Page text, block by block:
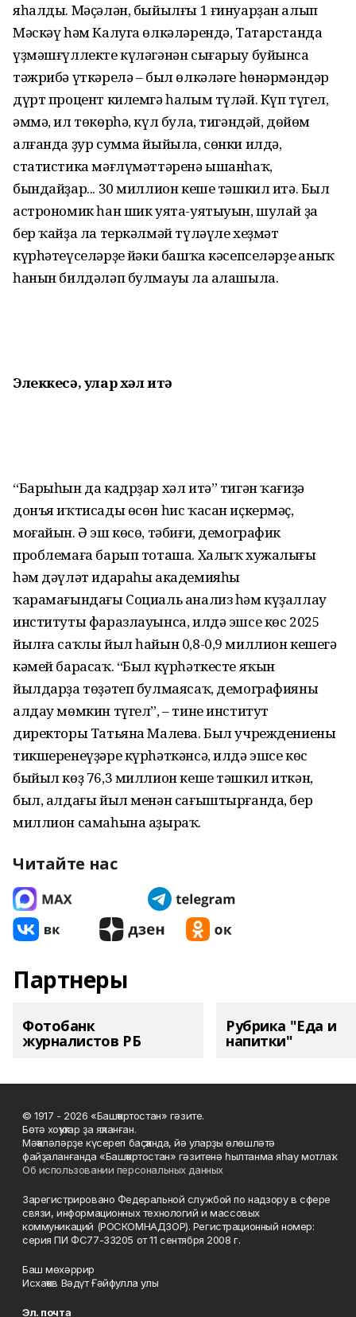
яһалды. Мәҫәлән, быйылғы 1 ғинуарҙан алып
Мәскәү һәм Калуга өлкәләрендә, Татарстанда
үҙмәшғүл­лекте күләгәнән сығарыу буйынса
тәжрибә үткәрелә – был өлкәләге һөнәрмәндәр
дүрт процент килемгә һалым түләй. Күп түгел,
әммә, ил төкөрһә, күл була, тигәндәй, дөйөм
алғанда ҙур сумма йыйыла, сөнки илдә,
статистика мәғлүмәттәренә ышанһаҡ,
бындайҙар... 30 миллион кеше тәшкил итә. Был
астрономик һан шик уята-уятыуын, шулай ҙа
бер ҡайҙа ла теркәлмәй түләүле хеҙмәт
күрһәтеүселәрҙең йәки башҡа кәсепселәрҙең аныҡ
һанын билдәләп булмауы ла аңлашыла.
Элеккесә, улар хәл итә
“Барыһын да кадрҙар хәл итә” тигән ҡағиҙә
донъя иҡтисады өсөн һис ҡасан иҫкермәҫ,
моғайын. Ә эш көсө, тәбиғи, демографик
проблемаға барып тоташа. Халыҡ хужалығы
һәм дәүләт идараһы академияһы
ҡарамағындағы Социаль анализ һәм күҙаллау
институты фаразлауынса, илдә эшсе көс 2025
йылға саҡлы йыл һайын 0,8-0,9 миллион кешегә
кәмей барасаҡ. “Был күрһәткесте яҡын
йылдарҙа төҙәтеп бул­маясаҡ, демографияны
алдау мөмкин түгел”, – тине институт
директоры Татьяна Малева. Был учреждениеның
тикшере­неүҙәре күрһәткәнсә, илдә эшсе көс
быйыл көҙ 76,3 миллион кеше тәшкил иткән,
был, алдағы йыл менән сағыштырғанда, бер
миллион самаһына аҙыраҡ.
Читайте нас
Партнеры
Фотобанк
журналистов РБ
Рубрика "Еда и
напитки"
© 1917 - 2026 «Башҡортостан» гәзите.
Бөтә хоҡуҡтар ҙа яҡланған.
Мәҡәләләрҙе күсереп баҫҡанда, йә уларҙы өлөшләтә
файҙаланғанда «Башҡортостан» гәзитенә һылтанма яһау мотлаҡ.
Об использовании персональных данных
Зарегистрировано Федеральной службой по надзору в сфере
связи, информационных технологий и массовых
коммуникаций (РОСКОМНАДЗОР). Регистрационный номер:
серия ПИ ФС77-33205 от 11 сентября 2008 г.
Баш мөхәррир
Исхаҡов Вәдүт Ғәйфулла улы
Эл. почта